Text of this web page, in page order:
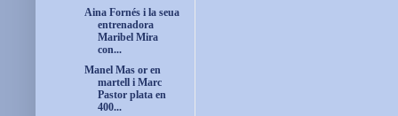
Aina Fornés i la seua
entrenadora
Maribel Mira
con...
Manel Mas or en
martell i Marc
Pastor plata en
400...